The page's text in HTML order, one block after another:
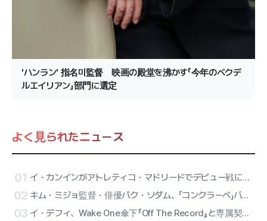
'ハンラン' 指名미監督 映画の殿堂を沸かす「今年のベクデ
ルエイリアン」部門に選定
よく見られたニュース
01 イ・カンインがアトレティコ・マドリードでデビュー戦に出陣！ATEEZのサンが始球式、リセーヌのハーフタイム公演が確定
02 キム・ミジョ監督・俳優パク・ソダム、「コンクラーベ」バリアフリーバージョンに合流
03 イ・デフィ、Wake One傘下『Off The Record』と専属契約確定…オールラウンダー・アーティストのソロ第2幕